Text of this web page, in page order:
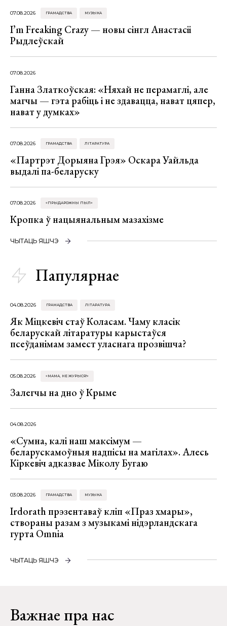
07.08.2026 ГРАМАДСТВА МУЗЫКА
I’m Freaking Crazy — новы сінгл Анастасіі
Рыдлеўскай
07.08.2026
Ганна Златкоўская: «Няхай не перамаглі, але
магчы — гэта рабіць і не здавацца, нават цяпер,
нават у думках»
07.08.2026 ГРАМАДСТВА ЛІТАРАТУРА
«Партрэт Дорыяна Грэя» Оскара Уайльда
выдалі па-беларуску
07.08.2026 «ПРЫДАРОЖНЫ ПЫЛ»
Кропка ў нацыянальным мазахізме
ЧЫТАЦЬ ЯШЧЭ
Папулярнае
04.08.2026 ГРАМАДСТВА ЛІТАРАТУРА
Як Міцкевіч стаў Коласам. Чаму класік
беларускай літаратуры карыстаўся
псеўданімам замест уласнага прозвішча?
05.08.2026 «МАМА, НЕ ЖУРЫСЯ!»
Залегчы на дно ў Крыме
04.08.2026
«Сумна, калі наш максімум —
беларускамоўныя надпісы на магілах». Алесь
Кіркевіч адказвае Міколу Бугаю
03.08.2026 ГРАМАДСТВА МУЗЫКА
Irdorath прэзентаваў кліп «Праз хмары»,
створаны разам з музыкамі нідэрландскага
гурта Omnia
ЧЫТАЦЬ ЯШЧЭ
Важнае пра нас